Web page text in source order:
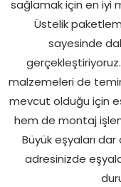
sağlamak için en iyi
Üstelik
sayesinde
malzemeleri de
mevcut olduğu için
hem de montaj
Büyük eşyaları
adresinizde